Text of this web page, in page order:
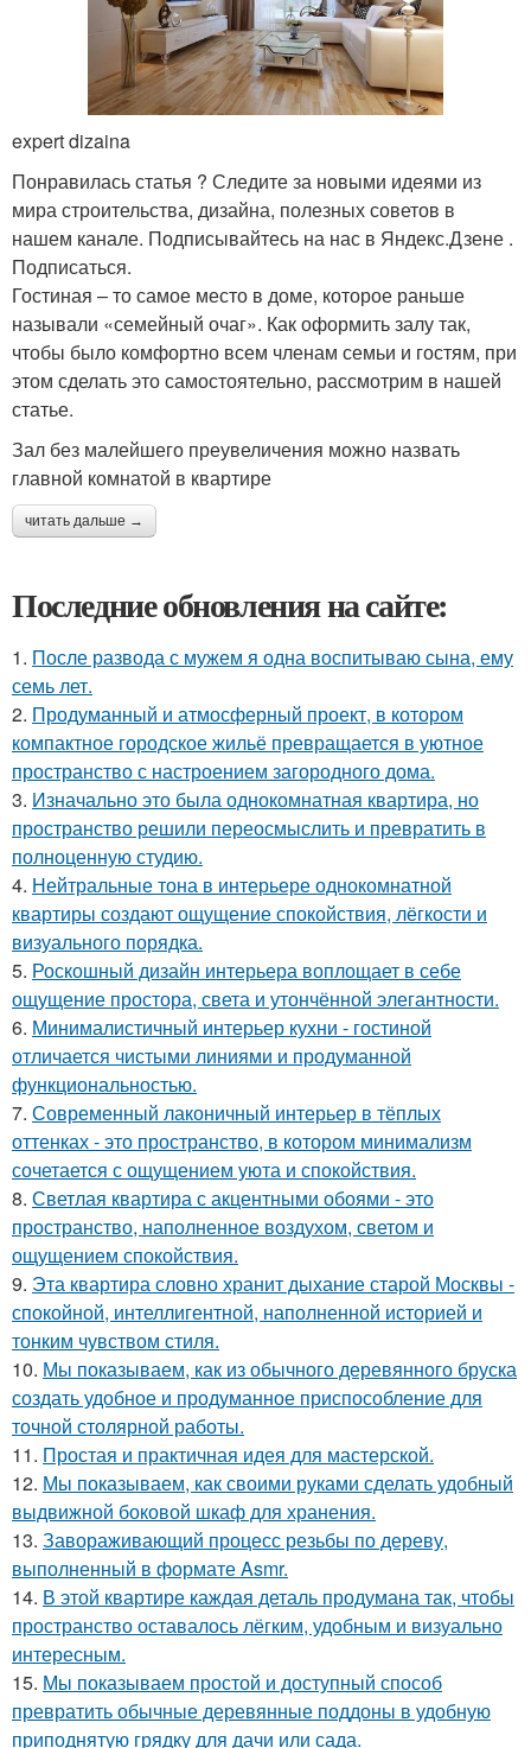
expert dizaina
Понравилась статья ? Следите за новыми идеями из
мира строительства, дизайна, полезных советов в
нашем канале. Подписывайтесь на нас в Яндекс.Дзене .
Подписаться.
Гостиная – то самое место в доме, которое раньше
называли «семейный очаг». Как оформить залу так,
чтобы было комфортно всем членам семьи и гостям, при
этом сделать это самостоятельно, рассмотрим в нашей
статье.
Зал без малейшего преувеличения можно назвать
главной комнатой в квартире
читать дальше →
Последние обновления на сайте:
1. После развода с мужем я одна воспитываю сына, ему
семь лет.
2. Продуманный и атмосферный проект, в котором
компактное городское жильё превращается в уютное
пространство с настроением загородного дома.
3. Изначально это была однокомнатная квартира, но
пространство решили переосмыслить и превратить в
полноценную студию.
4. Нейтральные тона в интерьере однокомнатной
квартиры создают ощущение спокойствия, лёгкости и
визуального порядка.
5. Роскошный дизайн интерьера воплощает в себе
ощущение простора, света и утончённой элегантности.
6. Минималистичный интерьер кухни - гостиной
отличается чистыми линиями и продуманной
функциональностью.
7. Современный лаконичный интерьер в тёплых
оттенках - это пространство, в котором минимализм
сочетается с ощущением уюта и спокойствия.
8. Светлая квартира с акцентными обоями - это
пространство, наполненное воздухом, светом и
ощущением спокойствия.
9. Эта квартира словно хранит дыхание старой Москвы -
спокойной, интеллигентной, наполненной историей и
тонким чувством стиля.
10. Мы показываем, как из обычного деревянного бруска
создать удобное и продуманное приспособление для
точной столярной работы.
11. Простая и практичная идея для мастерской.
12. Мы показываем, как своими руками сделать удобный
выдвижной боковой шкаф для хранения.
13. Завораживающий процесс резьбы по дереву,
выполненный в формате Asmr.
14. В этой квартире каждая деталь продумана так, чтобы
пространство оставалось лёгким, удобным и визуально
интересным.
15. Мы показываем простой и доступный способ
превратить обычные деревянные поддоны в удобную
приподнятую грядку для дачи или сада.